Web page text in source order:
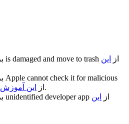
is damaged and move to trash از
این
Apple cannot check it for malicious
از این آموزش
استفاده کنید.
unidentified developer app از
این